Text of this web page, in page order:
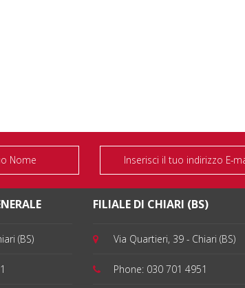
(BS)
FILIALE DI CHIARI (BS)
Via Quartieri, 39 - Chiari (BS)
Phone: 030 701 4951